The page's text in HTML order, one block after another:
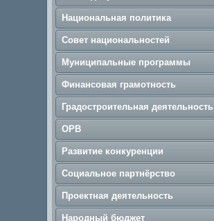
Национальная политика
Совет национальностей
Муниципальные программы
Финансовая грамотность
Градостроительная деятельность
ОРВ
Развитие конкуренции
Социальное партнёрство
Проектная деятельность
Народный бюджет